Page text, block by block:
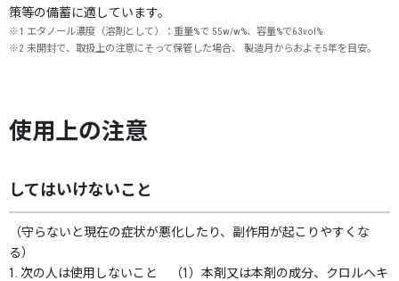
策等の備蓄に適しています。
※1 エタノール濃度（溶剤として）：重量%で 55w/w%、容量%で63vol%
※2 未開封で、取扱上の注意にそって保管した場合、 製造月からおよそ5年を目安。
使用上の注意
してはいけないこと
（守らないと現在の症状が悪化したり、副作用が起こりやすくな
る）
1. 次の人は使用しないこと （1）本剤又は本剤の成分、クロルヘキ